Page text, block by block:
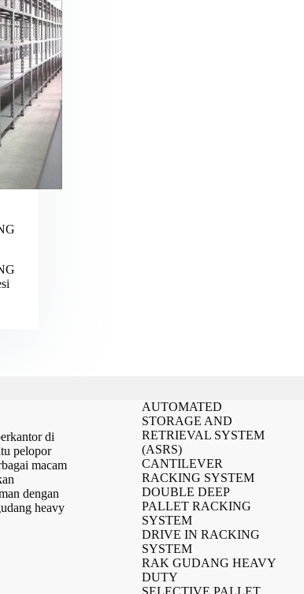
di
pelopor
macam
dengan
heavy
AUTOMATED
STORAGE AND
RETRIEVAL SYSTEM
(ASRS)
CANTILEVER
RACKING SYSTEM
DOUBLE DEEP
PALLET RACKING
SYSTEM
DRIVE IN RACKING
SYSTEM
RAK GUDANG HEAVY
DUTY
SELECTIVE PALLET